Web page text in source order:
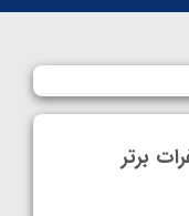
برتر